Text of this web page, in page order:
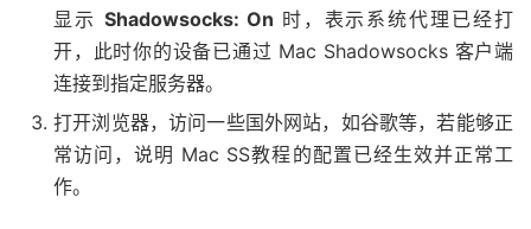
显示 Shadowsocks: On 时，表示系统代理已经打
开，此时你的设备已通过 Mac Shadowsocks 客户端
连接到指定服务器。
打开浏览器，访问一些国外网站，如谷歌等，若能够正
常访问，说明 Mac SS教程的配置已经生效并正常工
作。